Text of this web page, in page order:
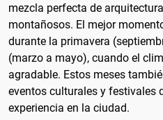
mezcla perfecta de
montañosos. El mejor
durante la primavera
(marzo a mayo), cuando el
agradable. Estos meses
eventos culturales y festivales
experiencia en la ciudad.